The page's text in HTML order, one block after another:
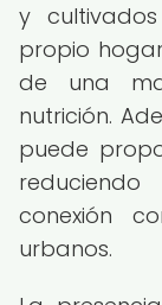
y
propio
de una
nutrición.
puede
conexión
urbanos.